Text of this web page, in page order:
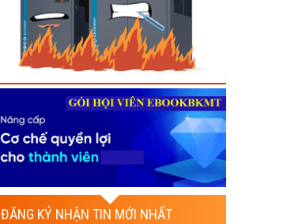
ĐĂNG KÝ NHẬN TIN MỚI NHẤT